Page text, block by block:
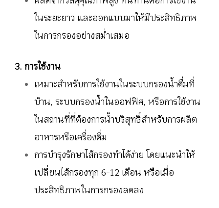
ในระยะยาว และออกแบบมาให้มีประสิทธิภาพ
ในการกรองอย่างสม่ำเสมอ
3. การใช้งาน
เหมาะสำหรับการใช้งานในระบบกรองน้ำดื่มที่
บ้าน, ระบบกรองน้ำในออฟฟิศ, หรือการใช้งาน
ในสถานที่ที่ต้องการน้ำบริสุทธิ์สำหรับการผลิต
อาหารหรือเครื่องดื่ม
การบำรุงรักษาไส้กรองทำได้ง่าย โดยแนะนำให้
เปลี่ยนไส้กรองทุก 6-12 เดือน หรือเมื่อ
ประสิทธิภาพในการกรองลดลง